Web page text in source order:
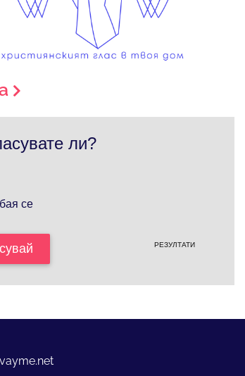
ли?
се
РЕЗУЛТАТИ